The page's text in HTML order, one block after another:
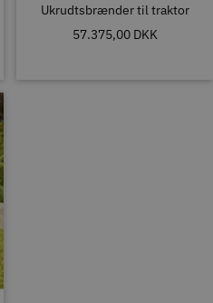
Ukrudtsbrænder til traktor
Tilbudspris
57.375,00 DKK